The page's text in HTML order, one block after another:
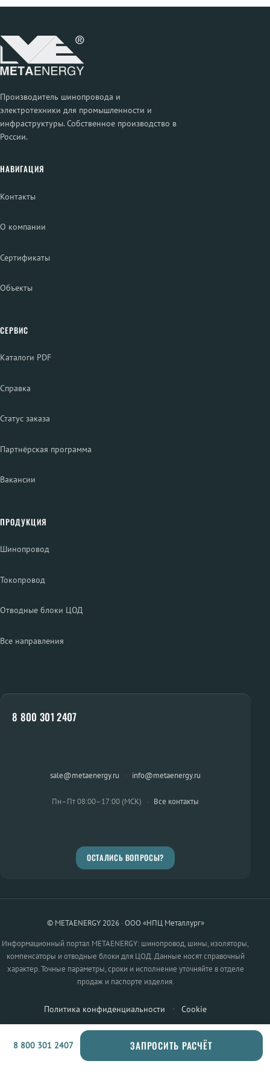
Производитель шинопровода и
электротехники для промышленности и
инфраструктуры. Собственное производство в
России.
НАВИГАЦИЯ
Контакты
О компании
Сертификаты
Объекты
СЕРВИС
Каталоги PDF
Справка
Статус заказа
Партнёрская программа
Вакансии
ПРОДУКЦИЯ
Шинопровод
Токопровод
Отводные блоки ЦОД
Все направления
8 800 301 2407
sale@metaenergy.ru · info@metaenergy.ru
Пн–Пт 08:00–17:00 (МСК) · Все контакты
ОСТАЛИСЬ ВОПРОСЫ?
© METAENERGY 2026 · ООО «НПЦ Металлург»
Информационный портал METAENERGY: шинопровод, шины, изоляторы,
компенсаторы и отводные блоки для ЦОД. Данные носят справочный
характер. Точные параметры, сроки и исполнение уточняйте в отделе
продаж и паспорте изделия.
Политика конфиденциальности · Cookie
8 800 301 2407 ЗАПРОСИТЬ РАСЧЁТ